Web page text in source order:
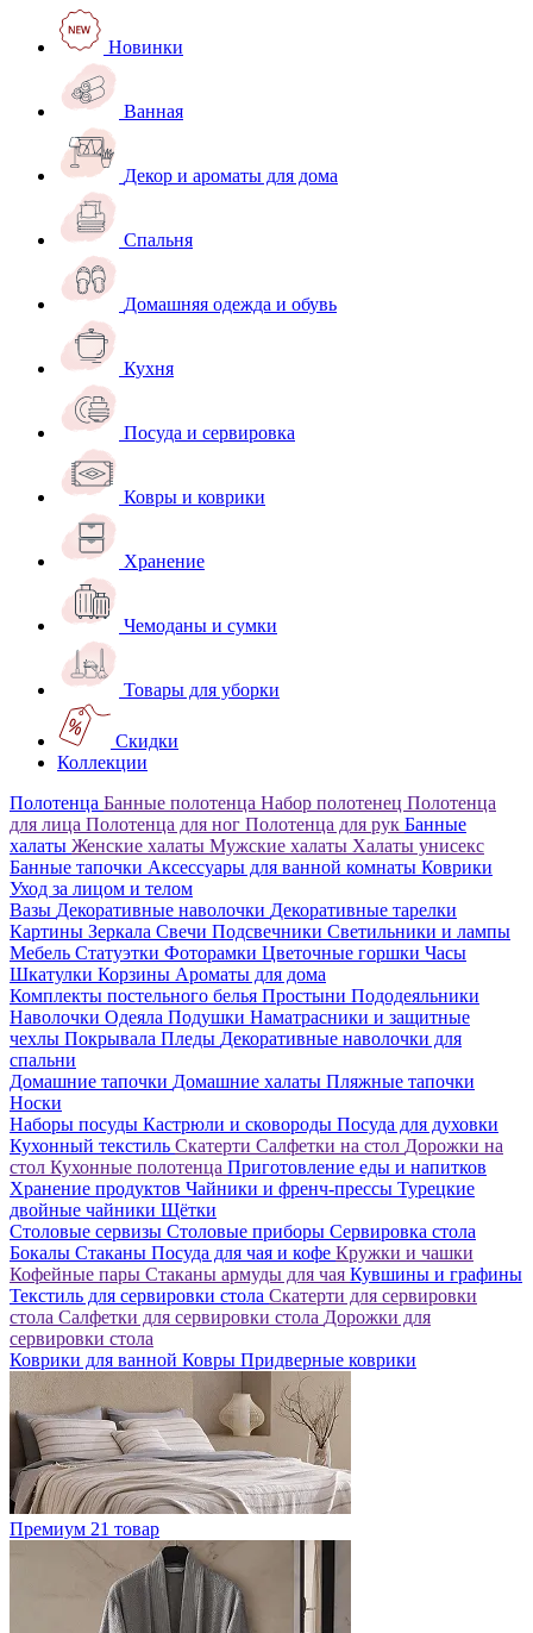
Новинки
Ванная
Декор и ароматы для дома
Спальня
Домашняя одежда и обувь
Кухня
Посуда и сервировка
Ковры и коврики
Хранение
Чемоданы и сумки
Товары для уборки
Скидки
Коллекции
Полотенца Банные полотенца Набор полотенец Полотенца
для лица Полотенца для ног Полотенца для рук Банные
халаты Женские халаты Мужские халаты Халаты унисекс
Банные тапочки Аксессуары для ванной комнаты Коврики
Уход за лицом и телом
Вазы Декоративные наволочки Декоративные тарелки
Картины Зеркала Свечи Подсвечники Светильники и лампы
Мебель Статуэтки Фоторамки Цветочные горшки Часы
Шкатулки Корзины Ароматы для дома
Комплекты постельного белья Простыни Пододеяльники
Наволочки Одеяла Подушки Наматрасники и защитные
чехлы Покрывала Пледы Декоративные наволочки для
спальни
Домашние тапочки Домашние халаты Пляжные тапочки
Носки
Наборы посуды Кастрюли и сковороды Посуда для духовки
Кухонный текстиль Скатерти Салфетки на стол Дорожки на
стол Кухонные полотенца Приготовление еды и напитков
Хранение продуктов Чайники и френч-прессы Турецкие
двойные чайники Щётки
Столовые сервизы Столовые приборы Сервировка стола
Бокалы Стаканы Посуда для чая и кофе Кружки и чашки
Кофейные пары Стаканы армуды для чая Кувшины и графины
Текстиль для сервировки стола Скатерти для сервировки
стола Салфетки для сервировки стола Дорожки для
сервировки стола
Коврики для ванной Ковры Придверные коврики
Премиум 21 товар